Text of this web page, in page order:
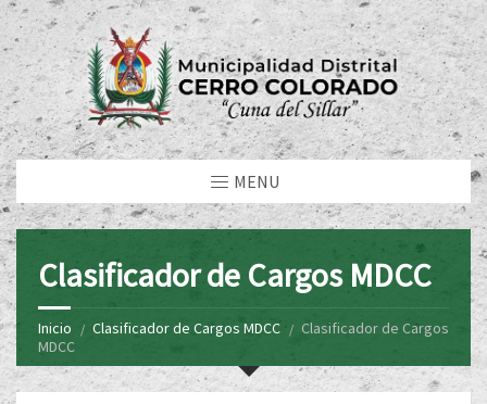
MENU
Clasificador de Cargos MDCC
Inicio Clasificador de Cargos MDCC
Clasificador de Cargos
MDCC